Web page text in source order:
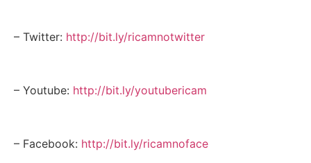
– Twitter: http://bit.ly/ricamnotwitter
– Youtube: http://bit.ly/youtubericam
– Facebook: http://bit.ly/ricamnoface